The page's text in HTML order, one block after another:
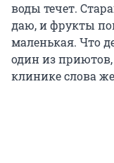
воды течет.
даю, и фрукты
маленькая. Что
один из
клинике слова